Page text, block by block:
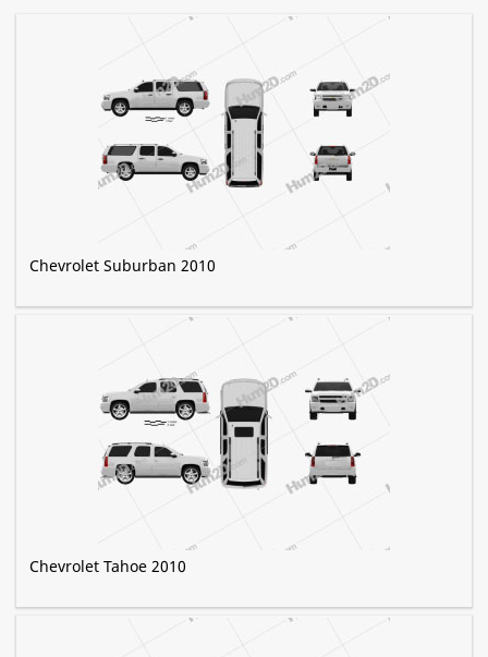
Chevrolet Suburban 2010
Chevrolet Tahoe 2010